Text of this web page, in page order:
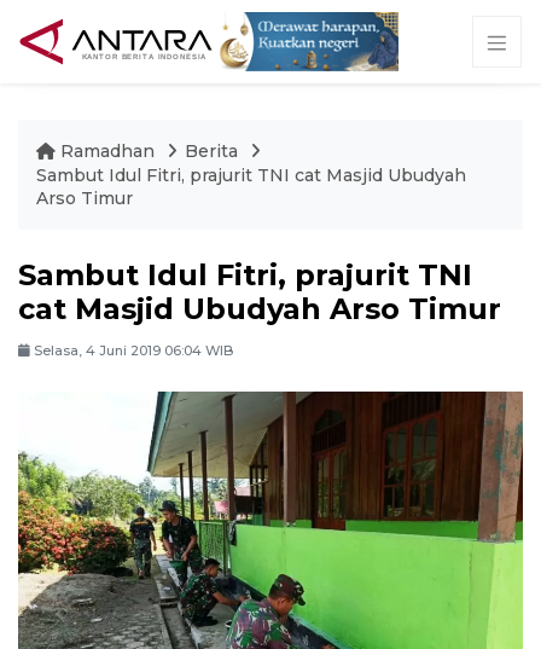
Ramadhan
Berita
Sambut Idul Fitri, prajurit TNI cat Masjid Ubudyah
Arso Timur
Sambut Idul Fitri, prajurit TNI
cat Masjid Ubudyah Arso Timur
Selasa, 4 Juni 2019 06:04 WIB